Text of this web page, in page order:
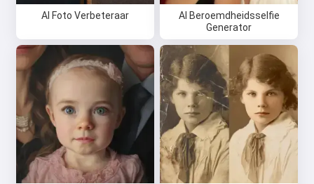
AI Foto Verbeteraar
AI Beroemdheidsselfie
Generator